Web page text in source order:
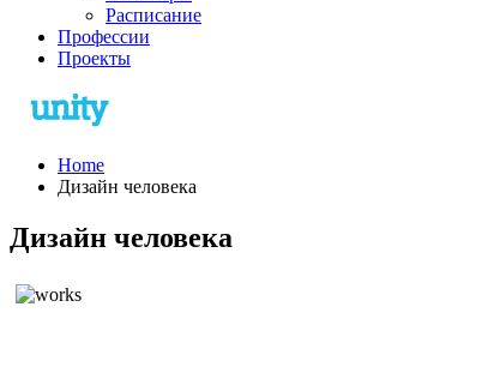
Расписание
Профессии
Проекты
Home
Дизайн человека
Дизайн человека